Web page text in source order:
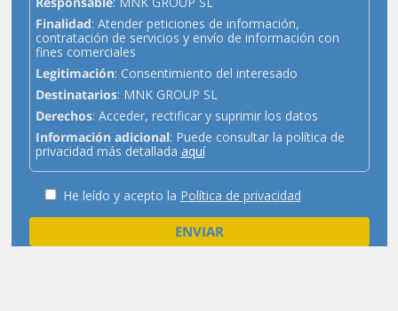
Finalidad: Atender peticiones de información,
contratación de servicios y envío de información con
fines comerciales
Legitimación: Consentimiento del interesado
Destinatarios: MNK GROUP SL
Derechos: Acceder, rectificar y suprimir los datos
Información adicional: Puede consultar la política de
privacidad más detallada aquí
He leído y acepto la Política de privacidad